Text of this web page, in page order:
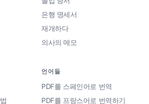
은행 명세서
재개하다
의사의 메모
언어들
PDF를 스페인어로 번역
PDF를 프랑스어로 번역하기